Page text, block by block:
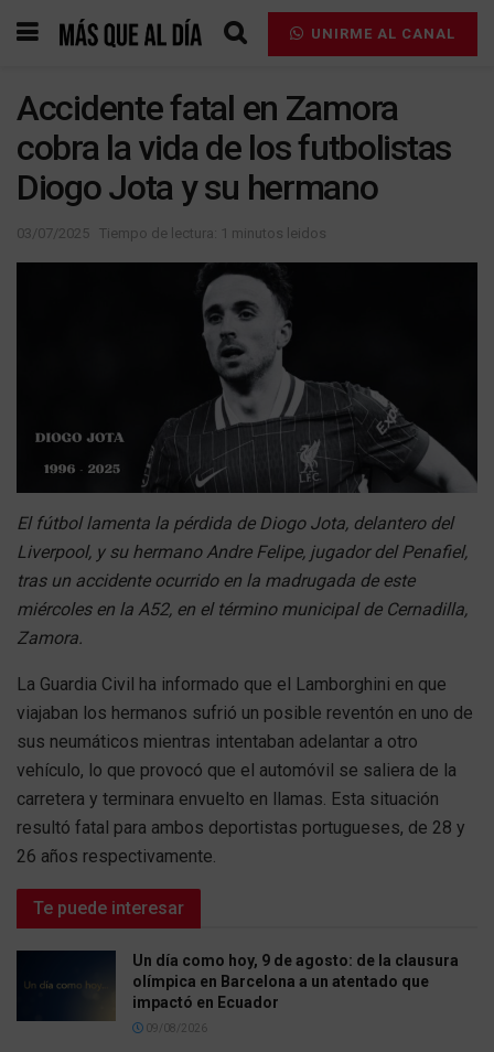
UNIRME AL CANAL
Accidente fatal en Zamora
cobra la vida de los futbolistas
Diogo Jota y su hermano
03/07/2025 Tiempo de lectura: 1 minutos leidos
El fútbol lamenta la pérdida de Diogo Jota, delantero del
Liverpool, y su hermano Andre Felipe, jugador del Penafiel,
tras un accidente ocurrido en la madrugada de este
miércoles en la A52, en el término municipal de Cernadilla,
Zamora.
La Guardia Civil ha informado que el Lamborghini en que
viajaban los hermanos sufrió un posible reventón en uno de
sus neumáticos mientras intentaban adelantar a otro
vehículo, lo que provocó que el automóvil se saliera de la
carretera y terminara envuelto en llamas. Esta situación
resultó fatal para ambos deportistas portugueses, de 28 y
26 años respectivamente.
Te puede interesar
Un día como hoy, 9 de agosto: de la clausura
olímpica en Barcelona a un atentado que
impactó en Ecuador
09/08/2026